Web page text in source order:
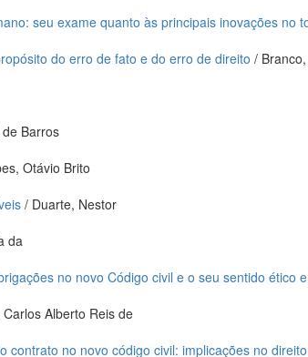
seu exame quanto às principais inovações no
do erro de fato e do erro de direito /
Barros
Otávio Brito
/ Duarte, Nestor
da
no novo Código civil e o seu sentido ético
Alberto Reis de
contrato no novo código civil: implicações no